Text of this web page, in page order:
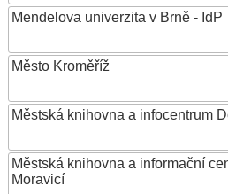
Mendelova univerzita v Brně - IdP
Město Kroměříž
Městská knihovna a infocentrum
Městská knihovna a informační
Moravicí